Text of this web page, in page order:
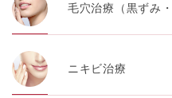
毛穴治療（黒ずみ・
ニキビ治療